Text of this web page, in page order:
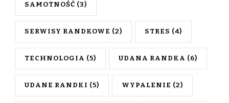
SAMOTNOŚĆ (3)
SERWISY RANDKOWE (2) STRES (4)
TECHNOLOGIA (5) UDANA RANDKA (6)
UDANE RANDKI (5) WYPALENIE (2)